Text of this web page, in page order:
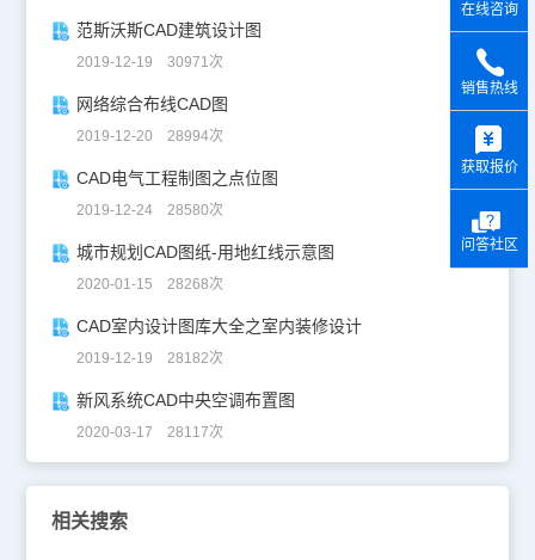
范斯沃斯CAD建筑设计图
2019-12-19 30971次
网络综合布线CAD图
2019-12-20 28994次
CAD电气工程制图之点位图
2019-12-24 28580次
城市规划CAD图纸-用地红线示意图
2020-01-15 28268次
CAD室内设计图库大全之室内装修设计
2019-12-19 28182次
新风系统CAD中央空调布置图
2020-03-17 28117次
相关搜索
在线咨询
销售热线
获取报价
问答社区